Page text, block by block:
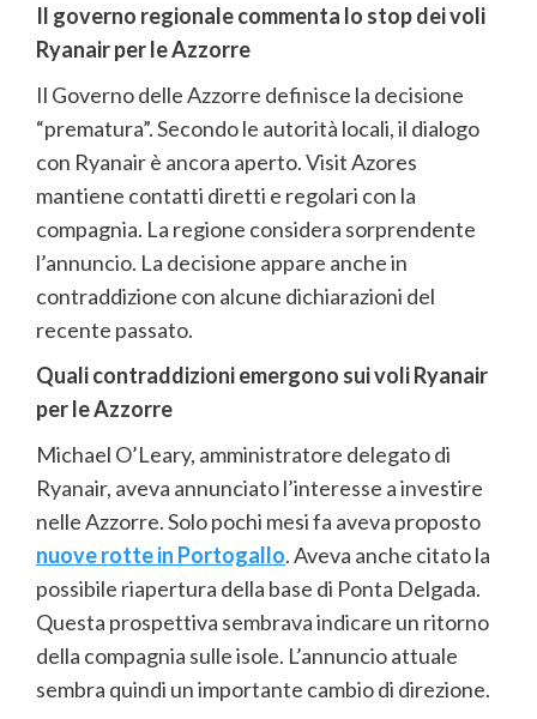
Il governo regionale commenta lo stop dei voli
Ryanair per le Azzorre
Il Governo delle Azzorre definisce la decisione
“prematura”. Secondo le autorità locali, il dialogo
con Ryanair è ancora aperto. Visit Azores
mantiene contatti diretti e regolari con la
compagnia. La regione considera sorprendente
l’annuncio. La decisione appare anche in
contraddizione con alcune dichiarazioni del
recente passato.
Quali contraddizioni emergono sui voli Ryanair
per le Azzorre
Michael O’Leary, amministratore delegato di
Ryanair, aveva annunciato l’interesse a investire
nelle Azzorre. Solo pochi mesi fa aveva proposto
nuove rotte in Portogallo. Aveva anche citato la
possibile riapertura della base di Ponta Delgada.
Questa prospettiva sembrava indicare un ritorno
della compagnia sulle isole. L’annuncio attuale
sembra quindi un importante cambio di direzione.